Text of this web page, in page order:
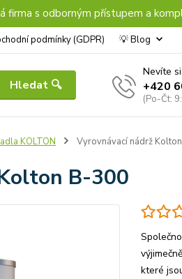
s odborným přístupem a
podmínky (GDPR) 💡 Blog
Hledat 🔍
Nevíte
+420
(Po-Čt:
KOLTON Vyrovnávací nádrž
B-300
které